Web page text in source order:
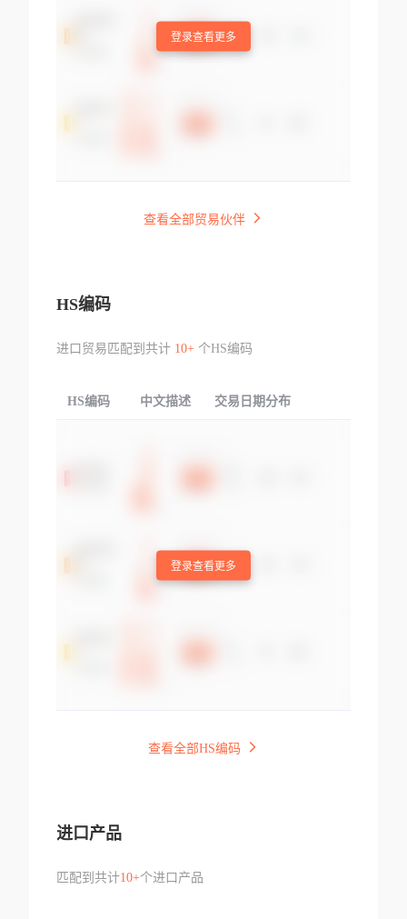
登录查看更多
查看全部贸易伙伴
HS编码
进口贸易匹配到共计 10+个HS编码
HS编码 中文描述 交易日期分布
登录查看更多
查看全部HS编码
进口产品
匹配到共计10+个进口产品